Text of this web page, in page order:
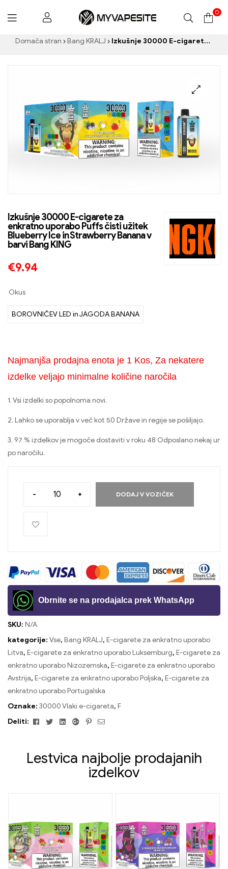
Myvapesite.de
0
Domača stran Bang KRALJ Izkušnje 30000 E-cigarete za enkratno uporabo Puffs čisti užitek Blueberry Ice in Strawberry Banana v barvi Bang KING
Izkušnje 30000 E-cigarete za
enkratno uporabo Puffs čisti užitek
Blueberry Ice in Strawberry Banana v
barvi Bang KING
€9.94
Okus
BOROVNIČEV LED in JAGODA BANANA
Najmanjša prodajna enota je 1 Kos, Za nekatere
izdelke veljajo minimalne količine naročila
1. Vsi izdelki so popolnoma novi.
2. Lahko se uporablja v več kot 50 Države in regije se pošiljajo.
3. 97 % izdelkov je mogoče dostaviti v roku 48 Odposlano nekaj ur
po naročilu.
- + DODAJ V VOZIČEK
Obrnite se na prodajalca prek WhatsApp
SKU: N/A
kategorije: Vse, Bang KRALJ, E-cigarete za enkratno uporabo
Litva, E-cigarete za enkratno uporabo Luksemburg, E-cigarete za
enkratno uporabo Nizozemska, E-cigarete za enkratno uporabo
Avstrija, E-cigarete za enkratno uporabo Poljska, E-cigarete za
enkratno uporabo Portugalska
Oznake: 30000 Vlaki e-cigareta, F
Deliti:
FacebookTwitterLinkedinGoogle+Pinterest
E-
Lestvica najbolje prodajanih
izdelkov